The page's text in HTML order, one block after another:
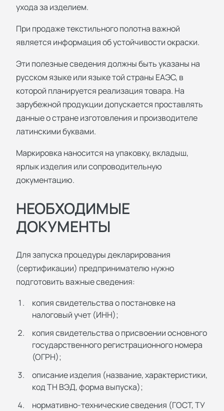
ухода за изделием.
При продаже текстильного полотна важной
является информация об устойчивости окраски.
Эти полезные сведения должны быть указаны на
русском языке или языке той страны ЕАЭС, в
которой планируется реализация товара. На
зарубежной продукции допускается проставлять
данные о стране изготовления и производителе
латинскими буквами.
Маркировка наносится на упаковку, вкладыш,
ярлык изделия или сопроводительную
документацию.
НЕОБХОДИМЫЕ
ДОКУМЕНТЫ
Для запуска процедуры декларирования
(сертификации) предпринимателю нужно
подготовить важные сведения:
копия свидетельства о постановке на
налоговый учет (ИНН);
копия свидетельства о присвоении основного
государственного регистрационного номера
(ОГРН);
описание изделия (название, характеристики,
код ТН ВЭД, форма выпуска);
нормативно-технические сведения (ГОСТ, ТУ